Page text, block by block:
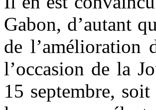
Gabon, d’autant
de l’amélioration
l’occasion de la
15 septembre,